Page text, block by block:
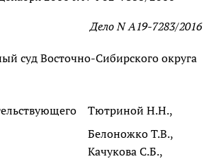
Дело N А19-7283/2016
суд Восточно-Сибирского округа
Тютриной Н.Н.,
Белоножко Т.В.,
Качукова С.Б.,